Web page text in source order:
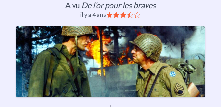
A vu De l’or pour les braves
il y a 4 ans